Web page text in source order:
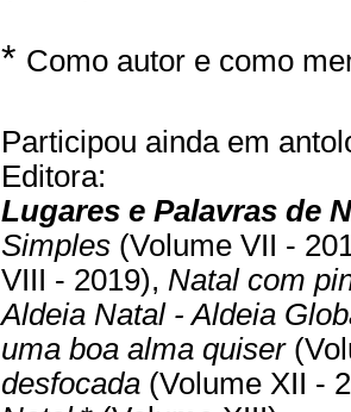
* Como autor e como
Participou ainda em
Editora:
Lugares e Palavras de
Simples (Volume VII -
VIII - 2019), Natal com
Aldeia Natal - Aldeia
uma boa alma quiser
desfocada (Volume XII -